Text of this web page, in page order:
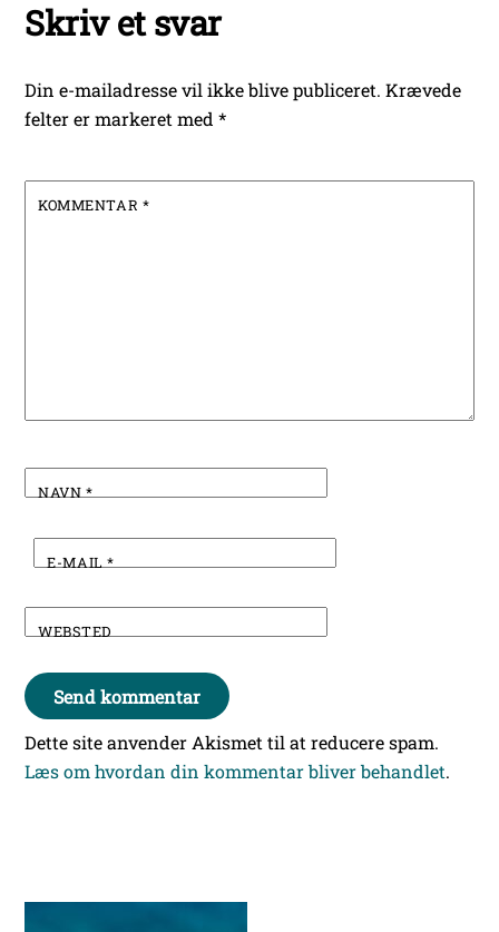
Skriv et svar
Din e-mailadresse vil ikke blive publiceret. Krævede
felter er markeret med*
KOMMENTAR *
NAVN *
E-MAIL*
WEBSTED
Dette site anvender Akismet til at reducere spam.
Læs om hvordan din kommentar bliver behandlet.